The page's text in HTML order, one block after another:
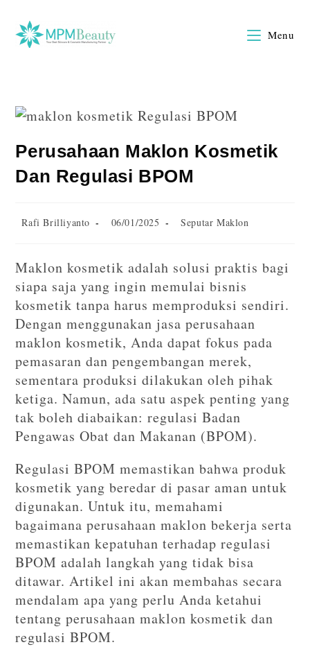
Menu
Perusahaan Maklon Kosmetik
Dan Regulasi BPOM
Rafi Brilliyanto 06/01/2025 Seputar Maklon
Maklon kosmetik adalah solusi praktis bagi
siapa saja yang ingin memulai bisnis
kosmetik tanpa harus memproduksi sendiri.
Dengan menggunakan jasa perusahaan
maklon kosmetik, Anda dapat fokus pada
pemasaran dan pengembangan merek,
sementara produksi dilakukan oleh pihak
ketiga. Namun, ada satu aspek penting yang
tak boleh diabaikan: regulasi Badan
Pengawas Obat dan Makanan (BPOM).
Regulasi BPOM memastikan bahwa produk
kosmetik yang beredar di pasar aman untuk
digunakan. Untuk itu, memahami
bagaimana perusahaan maklon bekerja serta
memastikan kepatuhan terhadap regulasi
BPOM adalah langkah yang tidak bisa
ditawar. Artikel ini akan membahas secara
mendalam apa yang perlu Anda ketahui
tentang perusahaan maklon kosmetik dan
regulasi BPOM.